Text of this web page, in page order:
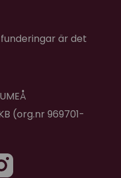
är det
(org.nr 969701-